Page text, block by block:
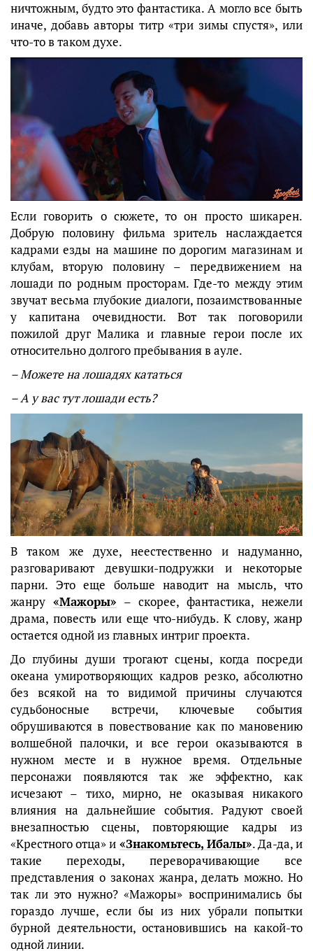
ничтожным, будто это фантастика. А могло все быть
иначе, добавь авторы титр «три зимы спустя», или
что-то в таком духе.
Если говорить о сюжете, то он просто шикарен.
Добрую половину фильма зритель наслаждается
кадрами езды на машине по дорогим магазинам и
клубам, вторую половину – передвижением на
лошади по родным просторам. Где-то между этим
звучат весьма глубокие диалоги, позаимствованные
у капитана очевидности. Вот так поговорили
пожилой друг Малика и главные герои после их
относительно долгого пребывания в ауле.
– Можете на лошадях кататься
– А у вас тут лошади есть?
В таком же духе, неестественно и надуманно,
разговаривают девушки-подружки и некоторые
парни. Это еще больше наводит на мысль, что
жанру «Мажоры» – скорее, фантастика, нежели
драма, повесть или еще что-нибудь. К слову, жанр
остается одной из главных интриг проекта.
До глубины души трогают сцены, когда посреди
океана умиротворяющих кадров резко, абсолютно
без всякой на то видимой причины случаются
судьбоносные встречи, ключевые события
обрушиваются в повествование как по мановению
волшебной палочки, и все герои оказываются в
нужном месте и в нужное время. Отдельные
персонажи появляются так же эффектно, как
исчезают – тихо, мирно, не оказывая никакого
влияния на дальнейшие события. Радуют своей
внезапностью сцены, повторяющие кадры из
«Крестного отца» и «Знакомьтесь, Ибалы». Да-да, и
такие переходы, переворачивающие все
представления о законах жанра, делать можно. Но
так ли это нужно? «Мажоры» воспринимались бы
гораздо лучше, если бы из них убрали попытки
бурной деятельности, остановившись на какой-то
одной линии.